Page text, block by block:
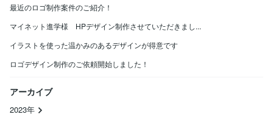
最近のロゴ制作案件のご紹介！
マイネット進学様 HPデザイン制作させていただきまし...
イラストを使った温かみのあるデザインが得意です
ロゴデザイン制作のご依頼開始しました！
アーカイブ
2023年